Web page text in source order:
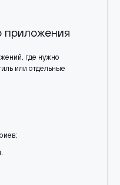
приложения
где нужно
или отдельные